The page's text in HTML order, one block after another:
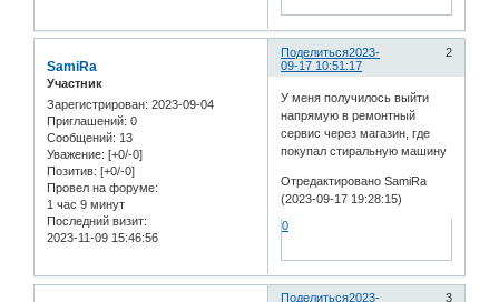
Поделиться 2
2023-
09-17 10:51:17
SamiRa
Участник
Зарегистрирован: 2023-09-04
Приглашений: 0
Сообщений: 13
Уважение: [+0/-0]
Позитив: [+0/-0]
Провел на форуме:
1 час 9 минут
Последний визит:
2023-11-09 15:46:56
У меня получилось выйти
напрямую в ремонтный
сервис через магазин, где
покупал стиральную машину
Отредактировано SamiRa
(2023-09-17 19:28:15)
0
Поделиться 3
2023-